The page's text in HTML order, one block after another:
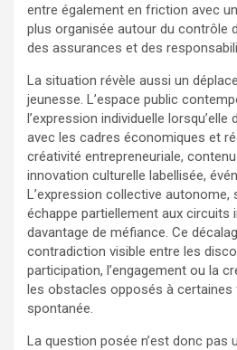
entre également en friction avec
plus organisée autour du contrôle
des assurances et des
La situation révèle aussi un
jeunesse. L’espace public
l’expression individuelle
avec les cadres économiques et
créativité entrepreneuriale,
innovation culturelle labellisée,
L’expression collective autonome,
échappe partiellement aux circuits
davantage de méfiance. Ce
contradiction visible entre les
participation, l’engagement ou la
les obstacles opposés à certaines
spontanée.
La question posée n’est donc pas